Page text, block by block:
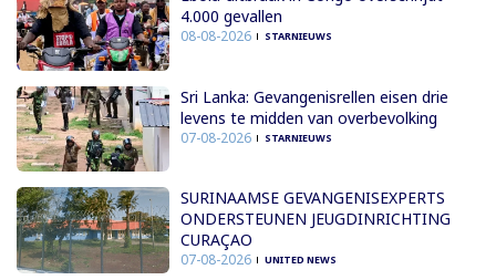
4.000 gevallen
08-08-2026 STARNIEUWS
Sri Lanka: Gevangenisrellen eisen drie
levens te midden van overbevolking
07-08-2026 STARNIEUWS
SURINAAMSE GEVANGENISEXPERTS
ONDERSTEUNEN JEUGDINRICHTING
CURAÇAO
07-08-2026 UNITED NEWS